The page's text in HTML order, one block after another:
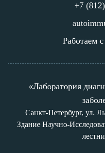
+7
Работаем
«Лаборатория
Санкт-Петербург, ул.
Здание Научно-